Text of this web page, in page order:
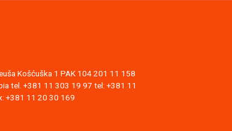
Košćuška 1 PAK 104 201 11 158
tel. +381 11 303 19 97 tel: +381 11
+381 11 20 30 169